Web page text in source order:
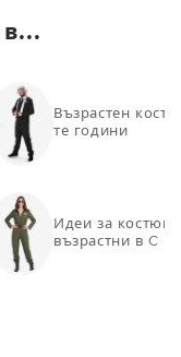
Възрастен
те години
Идеи за
възрастни в C